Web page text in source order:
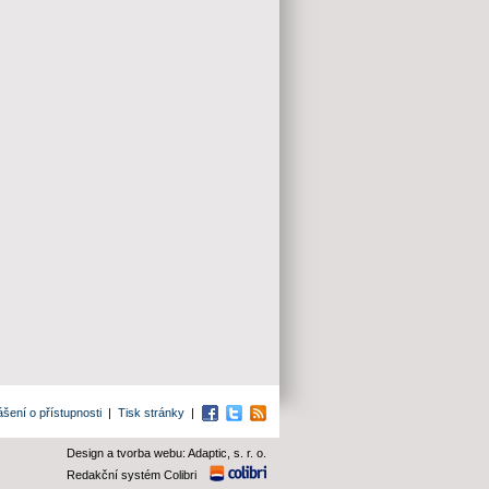
o přístupnosti | Tisk stránky | Facebook
TwitterRSS
Design a tvorba webu: Adaptic, s. r. o.
Redakční systém Colibri